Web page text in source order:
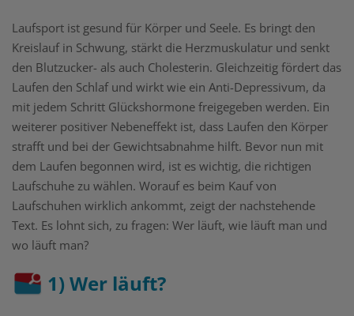
Laufsport ist gesund für Körper und Seele. Es bringt den
Kreislauf in Schwung, stärkt die Herzmuskulatur und senkt
den Blutzucker- als auch Cholesterin. Gleichzeitig fördert das
Laufen den Schlaf und wirkt wie ein Anti-Depressivum, da
mit jedem Schritt Glückshormone freigegeben werden. Ein
weiterer positiver Nebeneffekt ist, dass Laufen den Körper
strafft und bei der Gewichtsabnahme hilft. Bevor nun mit
dem Laufen begonnen wird, ist es wichtig, die richtigen
Laufschuhe zu wählen. Worauf es beim Kauf von
Laufschuhen wirklich ankommt, zeigt der nachstehende
Text. Es lohnt sich, zu fragen: Wer läuft, wie läuft man und
wo läuft man?
1) Wer läuft?